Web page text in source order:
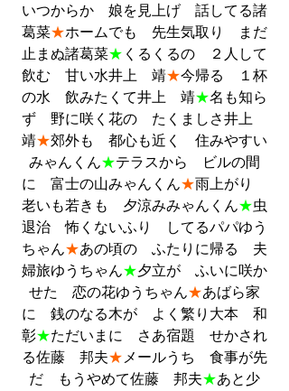
いつからか　娘を見上げ　話してる諸
葛菜★ホームでも　先生気取り　まだ
止まぬ諸葛菜★ くるくるの　２人して
飲む　甘い水井上　靖★今帰る　１杯
の水　飲みたくて井上　靖★名も知ら
ず　野に咲く花の　たくましさ井上
靖★郊外も　都心も近く　住みやすい
みゃんくん★テラスから　ビルの間
に　富士の山みゃんくん★雨上がり
老いも若きも　夕涼みみゃんくん★虫
退治　怖くないふり　してるパパゆう
ちゃん★あの頃の　ふたりに帰る　夫
婦旅ゆうちゃん★夕立が　ふいに咲か
せた　恋の花ゆうちゃん★あばら家
に　銭のなる木が　よく繁り大本　和
彰★ただいまに　さあ宿題　せかされ
る佐藤　邦夫★ メールうち　食事が先
だ　もうやめて佐藤　邦夫★あと少